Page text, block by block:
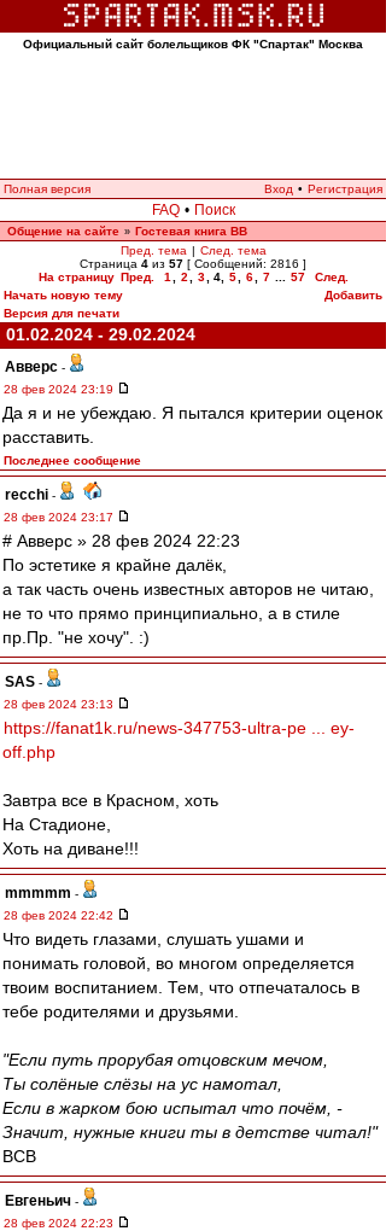
Официальный сайт болельщиков ФК "Спартак" Москва
Полная версия Вход • Регистрация
FAQ • Поиск
Общение на сайте » Гостевая книга ВВ
Пред. тема | След. тема
Страница 4 из 57 [ Сообщений: 2816 ]
На страницу Пред. 1 2 3 4, 5 6 7 57
След.
Начать новую тему
Добавить
Версия для печати
01.02.2024 - 29.02.2024
Авверс -
28 фев 2024 23:19
Да я и не убеждаю. Я пытался критерии оценок
расставить.
Последнее сообщение
recchi -
28 фев 2024 23:17
# Авверс » 28 фев 2024 22:23
По эстетике я крайне далёк,
а так часть очень известных авторов не читаю,
не то что прямо принципиально, а в стиле
пр.Пр. "не хочу". :)
SAS -
28 фев 2024 23:13
https://fanat1k.ru/news-347753-ultra-pe ... ey-
off.php
Завтра все в Красном, хоть
На Стадионе,
Хоть на диване!!!
mmmmm -
28 фев 2024 22:42
Что видеть глазами, слушать ушами и
понимать головой, во многом определяется
твоим воспитанием. Тем, что отпечаталось в
тебе родителями и друзьями.
"Если путь прорубая отцовским мечом,
Ты солёные слёзы на ус намотал,
Если в жарком бою испытал что почём, -
Значит, нужные книги ты в детстве читал!"
ВСВ
Евгеньич -
28 фев 2024 22:23